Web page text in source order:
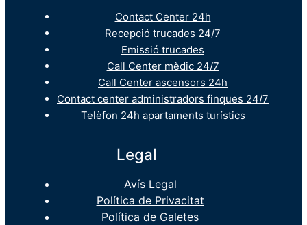
Contact Center 24h
Recepció trucades 24/7
Emissió trucades
Call Center mèdic 24/7
Call Center ascensors 24h
Contact center administradors finques 24/7
Telèfon 24h apartaments turístics
Legal
Avís Legal
Política de Privacitat
Política de Galetes